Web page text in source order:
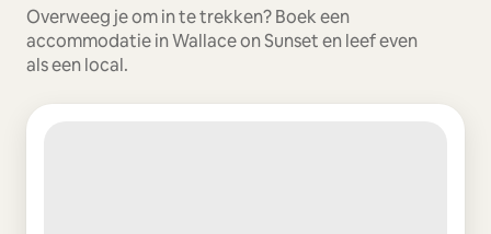
Overweeg je om in te trekken? Boek een
accommodatie in Wallace on Sunset en leef even
als een local.